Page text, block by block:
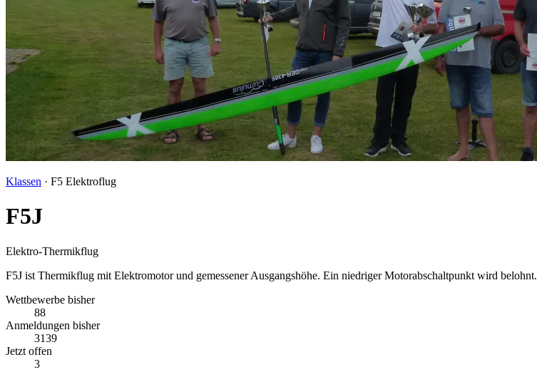
Klassen · F5 Elektroflug
F5J
Elektro-Thermikflug
F5J ist Thermikflug mit Elektromotor und gemessener Ausgangshöhe. Ein niedriger Motorabschaltpunkt wird belohnt.
Wettbewerbe bisher
88
Anmeldungen bisher
3139
Jetzt offen
3